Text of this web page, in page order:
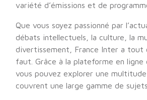
variété d’émissions et de
Que vous soyez passionné par
débats intellectuels, la culture, la
divertissement, France Inter a tout
faut. Grâce à la plateforme en ligne
vous pouvez explorer une multitude
couvrent une large gamme de sujets.